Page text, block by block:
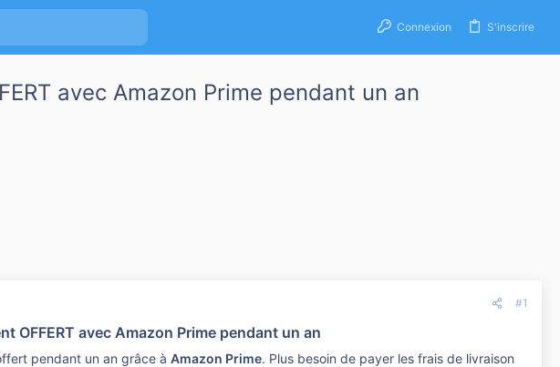
Connexion S'inscrire
avec Amazon Prime pendant un an
#1
OFFERT avec Amazon Prime pendant un an
pendant un an grâce à Amazon Prime. Plus besoin de payer les frais de livraison